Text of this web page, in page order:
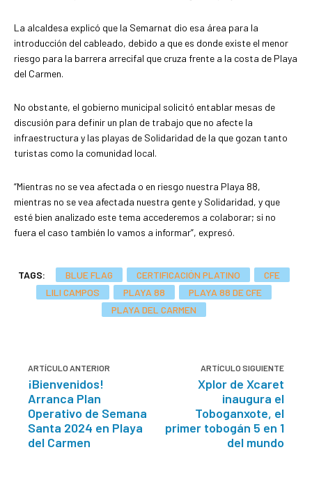
La alcaldesa explicó que la Semarnat dio esa área para la
introducción del cableado, debido a que es donde existe el menor
riesgo para la barrera arrecifal que cruza frente a la costa de Playa
del Carmen.
No obstante, el gobierno municipal solicitó entablar mesas de
discusión para definir un plan de trabajo que no afecte la
infraestructura y las playas de Solidaridad de la que gozan tanto
turistas como la comunidad local.
“Mientras no se vea afectada o en riesgo nuestra Playa 88,
mientras no se vea afectada nuestra gente y Solidaridad, y que
esté bien analizado este tema accederemos a colaborar; si no
fuera el caso también lo vamos a informar”, expresó.
TAGS: BLUE FLAG CERTIFICACIÓN PLATINO
CFE
LILI CAMPOS
PLAYA 88
PLAYA 88 DE CFE
PLAYA DEL CARMEN
ARTÍCULO ANTERIOR
¡Bienvenidos!
Arranca Plan
Operativo de Semana
Santa 2024 en Playa
del Carmen
ARTÍCULO SIGUIENTE
Xplor de Xcaret
inaugura el
Toboganxote, el
primer tobogán 5 en 1
del mundo